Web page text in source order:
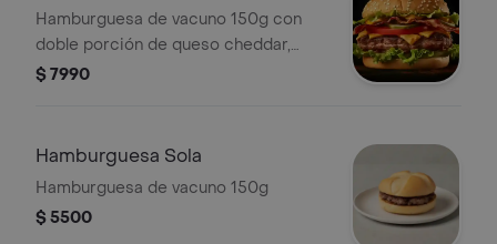
Hamburguesa de vacuno 150g con
doble porción de queso cheddar,
lechuga, tomate, cebolla morada,
$ 7990
Hamburguesa Sola
Hamburguesa de vacuno 150g
$ 5500